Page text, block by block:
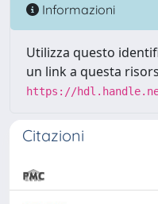
Informazioni
Utilizza questo
un link a questa
https://
Citazioni